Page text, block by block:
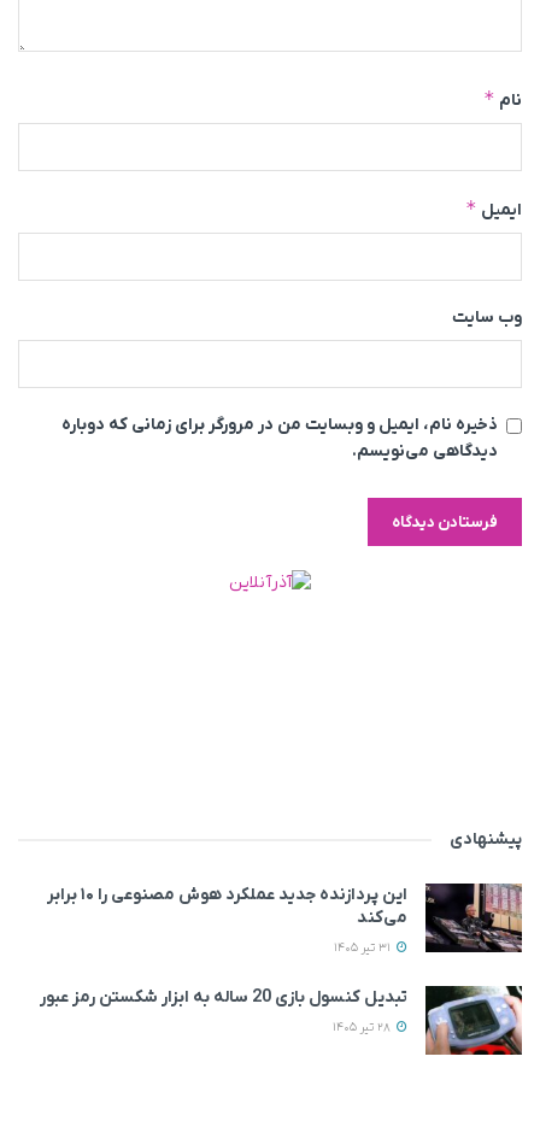
نام *
ایمیل *
وب‌ سایت
ذخیره نام، ایمیل و وبسایت من در مرورگر برای زمانی که دوباره
دیدگاهی می‌نویسم.
پیشنهادی
این پردازنده جدید عملکرد هوش مصنوعی را ۱۰ برابر
می‌کند
تبدیل کنسول بازی 20 ساله به ابزار شکستن رمز عبور